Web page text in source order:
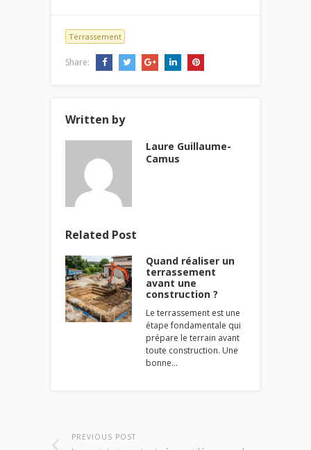
Terrassement
Share:
Written by
Laure Guillaume-
Camus
Related Post
Quand réaliser un
terrassement
avant une
construction ?
Le terrassement est une
étape fondamentale qui
prépare le terrain avant
toute construction. Une
bonne…
PREVIOUS POST